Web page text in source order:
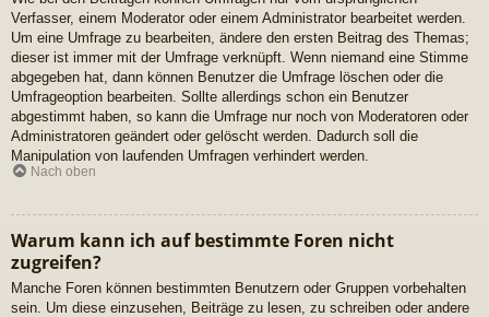
Verfasser, einem Moderator oder einem Administrator bearbeitet werden.
Um eine Umfrage zu bearbeiten, ändere den ersten Beitrag des Themas;
dieser ist immer mit der Umfrage verknüpft. Wenn niemand eine Stimme
abgegeben hat, dann können Benutzer die Umfrage löschen oder die
Umfrageoption bearbeiten. Sollte allerdings schon ein Benutzer
abgestimmt haben, so kann die Umfrage nur noch von Moderatoren oder
Administratoren geändert oder gelöscht werden. Dadurch soll die
Manipulation von laufenden Umfragen verhindert werden.
Nach oben
Warum kann ich auf bestimmte Foren nicht
zugreifen?
Manche Foren können bestimmten Benutzern oder Gruppen vorbehalten
sein. Um diese einzusehen, Beiträge zu lesen, zu schreiben oder andere